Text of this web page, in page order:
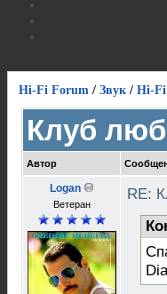
Hi-Fi Forum / Звук / Hi-Fi
Клуб
Автор
Logan
Ветеран
RE: